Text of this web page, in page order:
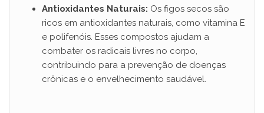
Antioxidantes Naturais: Os figos secos são
ricos em antioxidantes naturais, como vitamina E
e polifenóis. Esses compostos ajudam a
combater os radicais livres no corpo,
contribuindo para a prevenção de doenças
crônicas e o envelhecimento saudável.